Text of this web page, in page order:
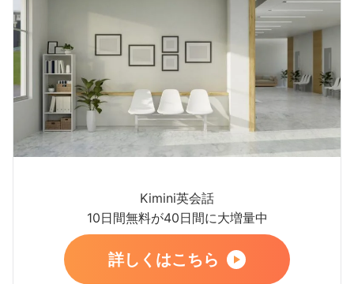
Kimini英会話
10日間無料が40日間に大増量中
詳しくはこちら